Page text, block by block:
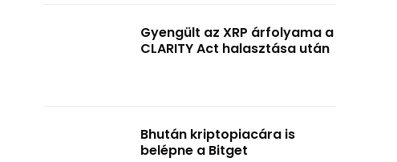
Gyengült az XRP árfolyama a
CLARITY Act halasztása után
Bhután kriptopiacára is
belépne a Bitget